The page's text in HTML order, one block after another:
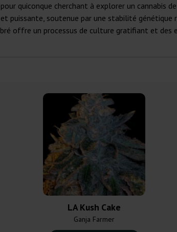
quiconque cherchant à explorer un cannabis
puissante, soutenue par une stabilité
offre un processus de culture gratifiant et
LA Kush Cake
Ganja Farmer